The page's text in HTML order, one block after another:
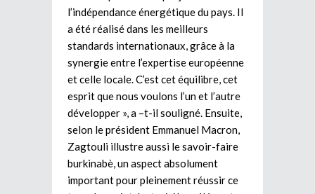
l’indépendance énergétique du pays. Il
a été réalisé dans les meilleurs
standards internationaux, grâce à la
synergie entre l’expertise européenne
et celle locale. C’est cet équilibre, cet
esprit que nous voulons l’un et l’autre
développer », a –t-il souligné. Ensuite,
selon le président Emmanuel Macron,
Zagtouli illustre aussi le savoir-faire
burkinabè, un aspect absolument
important pour pleinement réussir ce